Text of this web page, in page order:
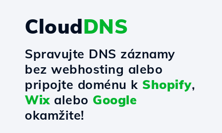
CloudDNS
Spravujte DNS záznamy
bez webhosting alebo
pripojte doménu k Shopify,
Wixalebo Google
okamžite!